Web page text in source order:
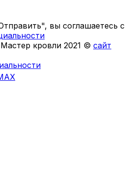
вы соглашаетесь с
кровли 2021 © сайт